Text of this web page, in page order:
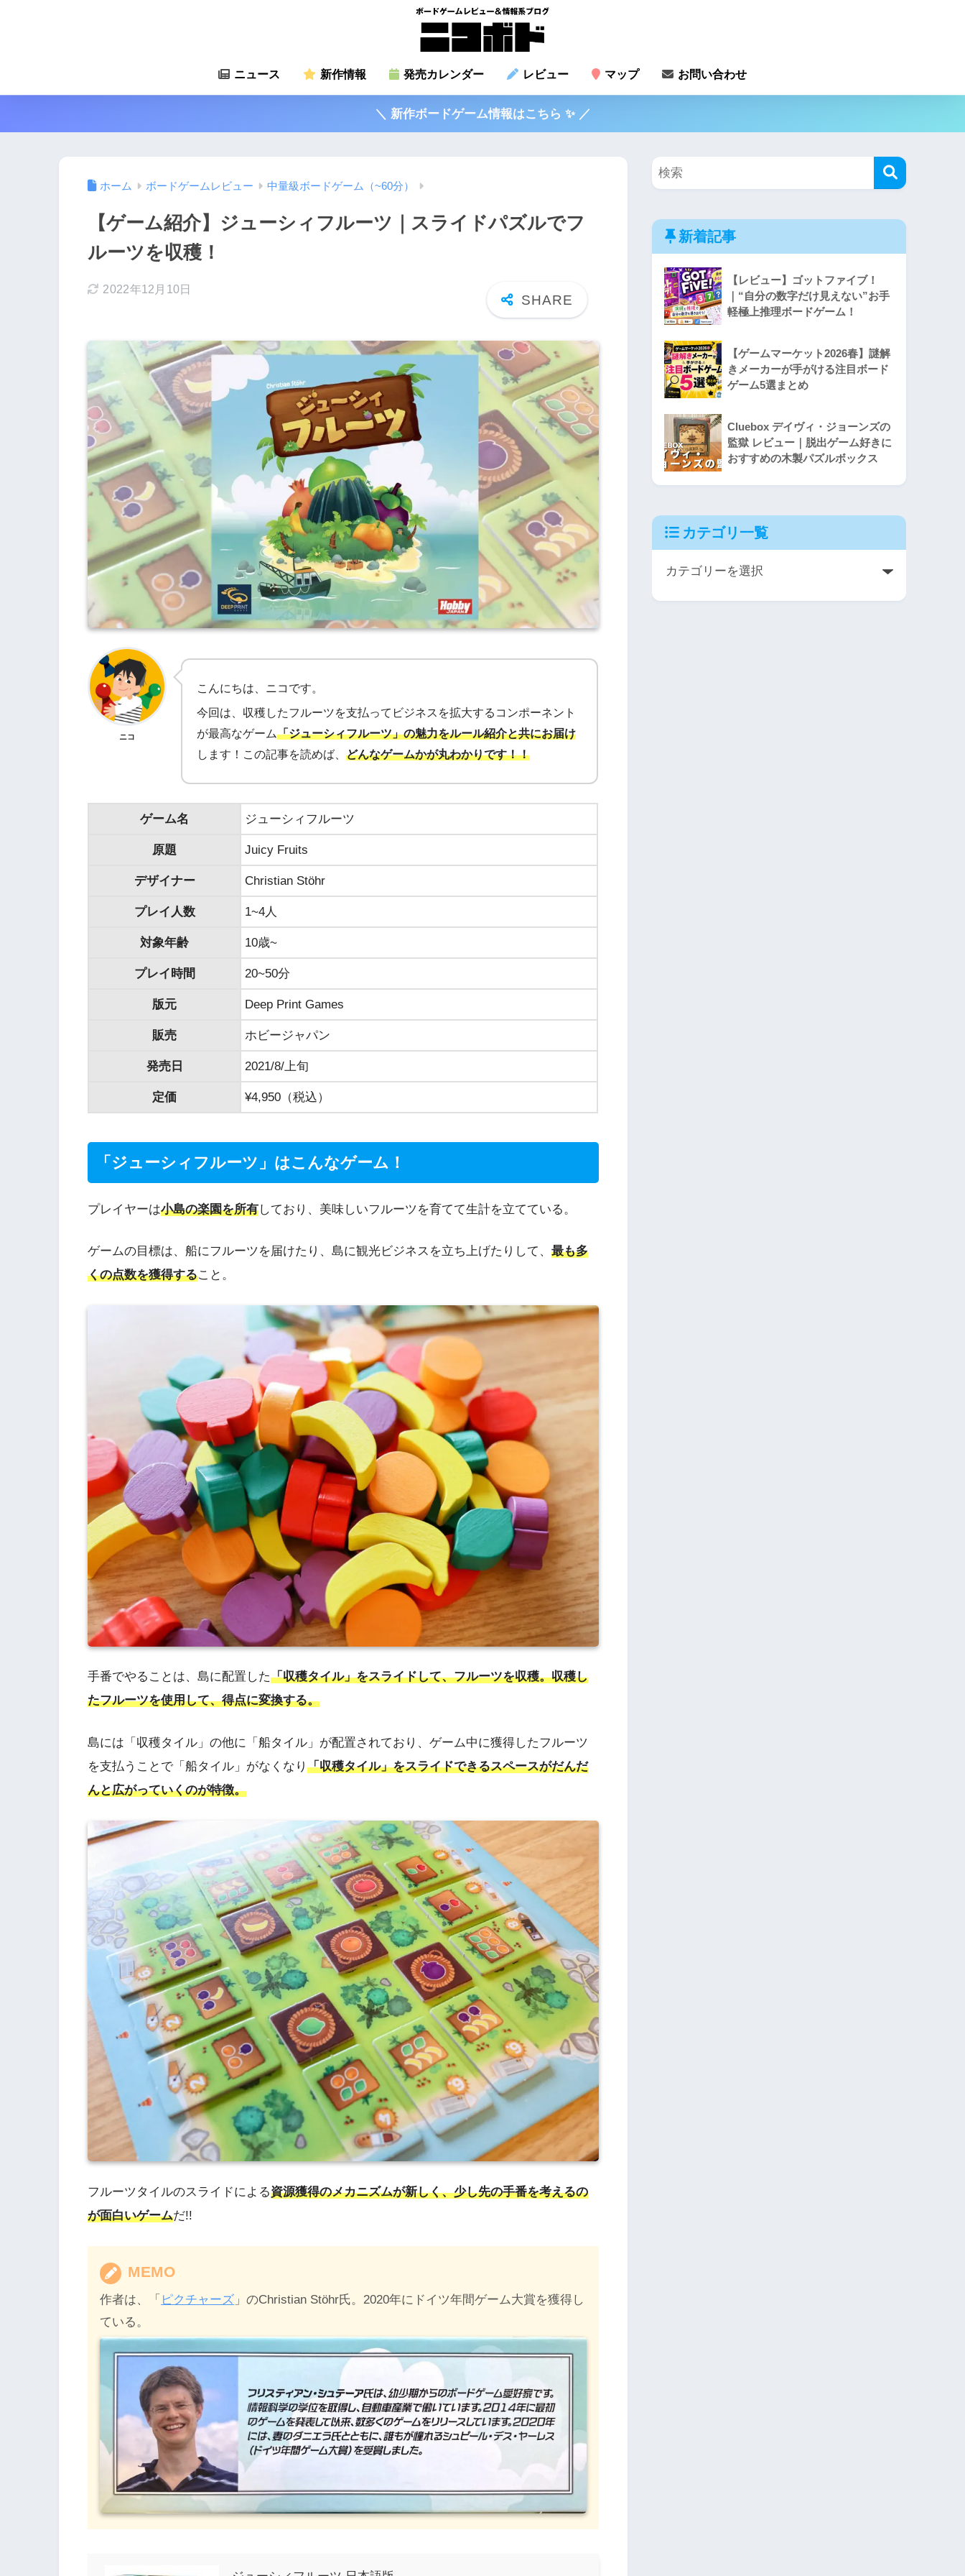
ニュース 新作情報 発売カレンダー レビュー マップ お問い合わせ
＼ 新作ボードゲーム情報はこちら ✨ ／
ホーム ボードゲームレビュー 中量級ボードゲーム（~60分）
【ゲーム紹介】ジューシィフルーツ｜スライドパズルでフ
ルーツを収穫！
2022年12月10日
ニコ
こんにちは、ニコです。
今回は、収穫したフルーツを支払ってビジネスを拡大するコンポーネント
が最高なゲーム「ジューシィフルーツ」の魅力をルール紹介と共にお届け
します！この記事を読めば、 どんなゲームかが丸わかりです！！
ゲーム名 ジューシィフルーツ
原題 Juicy Fruits
デザイナー Christian Stöhr
プレイ人数 1~4人
対象年齢 10歳~
プレイ時間 20~50分
版元 Deep Print Games
販売 ホビージャパン
発売日 2021/8/上旬
定価 ¥4,950（税込）
「ジューシィフルーツ」はこんなゲーム！
プレイヤーは小島の楽園を所有しており、美味しいフルーツを育てて生計を立てている。
ゲームの目標は、船にフルーツを届けたり、島に観光ビジネスを立ち上げたりして、 最も多
くの点数を獲得すること。
手番でやることは、島に配置した「収穫タイル」をスライドして、フルーツを収穫。収穫し
たフルーツを使用して、得点に変換する。
島には「収穫タイル」の他に「船タイル」が配置されており、ゲーム中に獲得したフルーツ
を支払うことで「船タイル」がなくなり 「収穫タイル」をスライドできるスペースがだんだ
んと広がっていくのが特徴。
フルーツタイルのスライドによる資源獲得のメカニズムが新しく、少し先の手番を考えるの
が面白いゲームだ!!
MEMO
作者は、「 ピクチャーズ 」のChristian Stöhr氏。2020年にドイツ年間ゲーム大賞を獲得し
ている。
新着記事
【レビュー】ゴットファイブ！
｜“自分の数字だけ見えない”お手
軽極上推理ボードゲーム！
【ゲームマーケット2026春】謎解
きメーカーが手がける注目ボード
ゲーム5選まとめ
Cluebox デイヴィ・ジョーンズの
監獄 レビュー｜脱出ゲーム好きに
おすすめの木製パズルボックス
カテゴリ一覧